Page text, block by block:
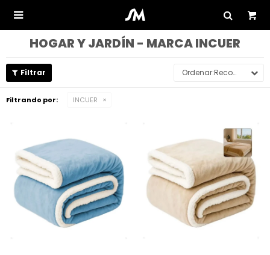

HOGAR Y JARDÍN - MARCA INCUER
Recomendados
Filtrando por: INCUER